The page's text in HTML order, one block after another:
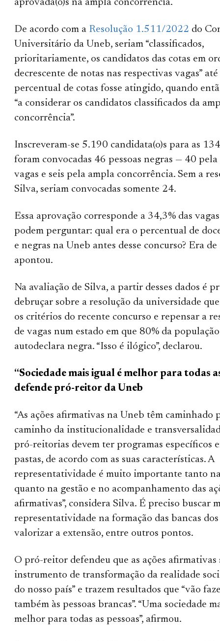
aprovada(o)s na ampla concorrência.
De acordo com a Resolução 1.511/2022 do
Universitário da Uneb, seriam “classificados,
prioritariamente, os candidatos das cotas em
decrescente de notas nas respectivas vagas”
percentual de cotas fosse atingido, quando
“a considerar os candidatos classificados da
concorrência”.
Inscreveram-se 5.190 candidata(o)s para as
foram convocadas 46 pessoas negras — 40 pela
vagas e seis pela ampla concorrência. Sem a
Silva, seriam convocadas somente 24.
Essa aprovação corresponde a 34,3% das
podem perguntar: qual era o percentual de
e negras na Uneb antes desse concurso? Era de
apontou.
Na avaliação de Silva, a partir desses dados é
debruçar sobre a resolução da universidade
os critérios do recente concurso e repensar a
de vagas num estado em que 80% da
autodeclara negra. “Isso é ilógico”, declarou.
“Sociedade mais igual é melhor para todas
defende pró-reitor da Uneb
“As ações afirmativas na Uneb têm caminhado
caminho da institucionalidade e
pró-reitorias devem ter programas específicos
pastas, de acordo com as suas características. A
representatividade é muito importante tanto
quanto na gestão e no acompanhamento das
afirmativas”, considera Silva. É preciso buscar
representatividade na formação das bancas
valorizar a extensão, entre outros pontos.
O pró-reitor defendeu que as ações afirmativas
instrumento de transformação da realidade
do nosso país” e trazem resultados que “vão
também às pessoas brancas”. “Uma sociedade
melhor para todas as pessoas”, afirmou.